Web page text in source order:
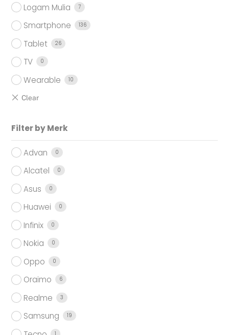
Logam Mulia 7
Smartphone 136
Tablet 26
TV 0
Wearable 10
Filter by Merk
Advan 0
Alcatel 0
Asus 0
Huawei 0
Infinix 0
Nokia 0
Oppo 0
Oraimo 6
Realme 3
Samsung 19
1